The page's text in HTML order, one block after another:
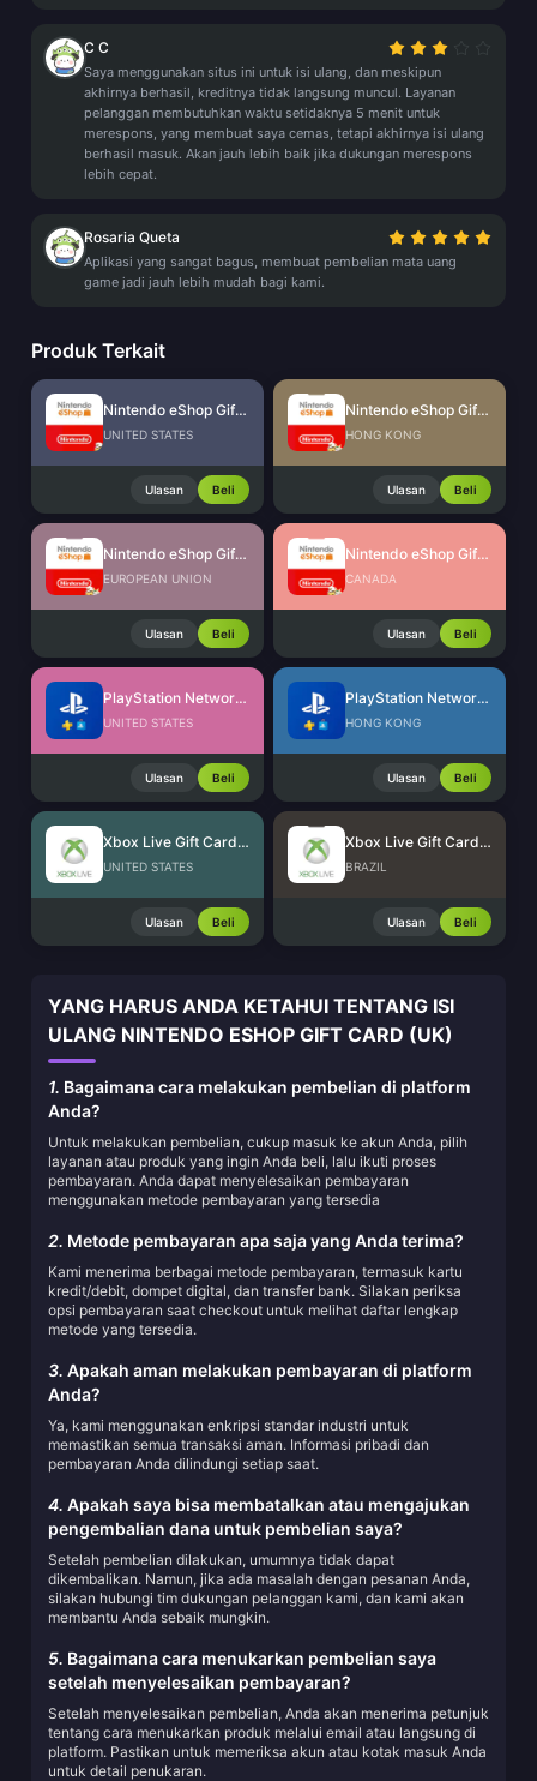
C C
Saya menggunakan situs ini untuk isi ulang, dan meskipun
akhirnya berhasil, kreditnya tidak langsung muncul. Layanan
pelanggan membutuhkan waktu setidaknya 5 menit untuk
merespons, yang membuat saya cemas, tetapi akhirnya isi ulang
berhasil masuk. Akan jauh lebih baik jika dukungan merespons
lebih cepat.
Rosaria Queta
Aplikasi yang sangat bagus, membuat pembelian mata uang
game jadi jauh lebih mudah bagi kami.
Produk Terkait
Nintendo eShop Gift Card (US)
UNITED STATES
Ulasan Beli
Nintendo eShop Gift Card (HK)
HONG KONG
Ulasan Beli
Nintendo eShop Gift Card (EU)
EUROPEAN UNION
Ulasan Beli
Nintendo eShop Gift Card (CA)
CANADA
Ulasan Beli
PlayStation Network Card (US)
UNITED STATES
Ulasan Beli
PlayStation Network Card (HK)
HONG KONG
Ulasan Beli
Xbox Live Gift Card (US)
UNITED STATES
Ulasan Beli
Xbox Live Gift Card (BR)
BRAZIL
Ulasan Beli
YANG HARUS ANDA KETAHUI TENTANG ISI
ULANG NINTENDO ESHOP GIFT CARD (UK)
1. Bagaimana cara melakukan pembelian di platform
Anda?
Untuk melakukan pembelian, cukup masuk ke akun Anda, pilih
layanan atau produk yang ingin Anda beli, lalu ikuti proses
pembayaran. Anda dapat menyelesaikan pembayaran
menggunakan metode pembayaran yang tersedia
2. Metode pembayaran apa saja yang Anda terima?
Kami menerima berbagai metode pembayaran, termasuk kartu
kredit/debit, dompet digital, dan transfer bank. Silakan periksa
opsi pembayaran saat checkout untuk melihat daftar lengkap
metode yang tersedia.
3. Apakah aman melakukan pembayaran di platform
Anda?
Ya, kami menggunakan enkripsi standar industri untuk
memastikan semua transaksi aman. Informasi pribadi dan
pembayaran Anda dilindungi setiap saat.
4. Apakah saya bisa membatalkan atau mengajukan
pengembalian dana untuk pembelian saya?
Setelah pembelian dilakukan, umumnya tidak dapat
dikembalikan. Namun, jika ada masalah dengan pesanan Anda,
silakan hubungi tim dukungan pelanggan kami, dan kami akan
membantu Anda sebaik mungkin.
5. Bagaimana cara menukarkan pembelian saya
setelah menyelesaikan pembayaran?
Setelah menyelesaikan pembelian, Anda akan menerima petunjuk
tentang cara menukarkan produk melalui email atau langsung di
platform. Pastikan untuk memeriksa akun atau kotak masuk Anda
untuk detail penukaran.